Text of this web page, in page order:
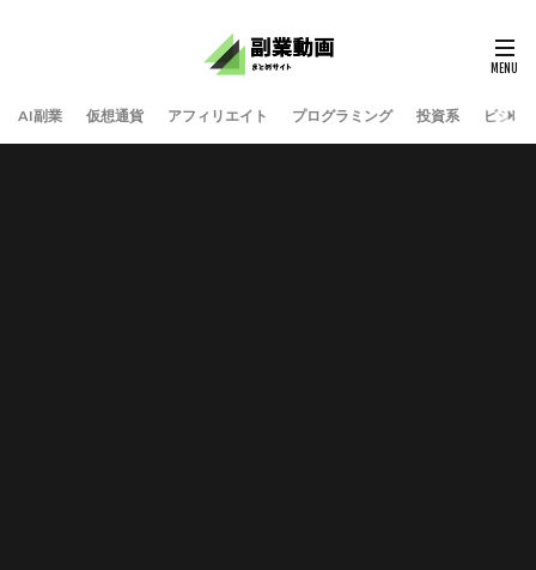
AI副業 仮想通貨 アフィリエイト プログラミング 投資系 ビジネ